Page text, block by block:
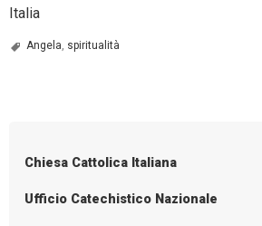
Italia
Angela, spiritualità
Chiesa Cattolica Italiana
Ufficio Catechistico Nazionale